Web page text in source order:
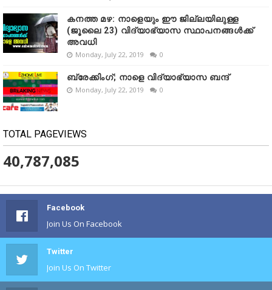
കനത്ത മഴ: നാളെയും ഈ ജില്ലയിലുള്ള
(ജൂലൈ 23) വിദ്യാഭ്യാസ സ്ഥാപനങ്ങൾക്ക്
അവധി
Monday, July 22, 2019 0
ബ്രേക്കിംഗ്; നാളെ വിദ്യാഭ്യാസ ബന്ദ്
Monday, July 22, 2019 0
TOTAL PAGEVIEWS
40,787,085
Facebook
Join Us On Facebook
Twitter
Join Us On Twitter